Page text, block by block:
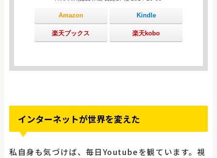
Amazon Kindle
楽天ブックス 楽天kobo
インターネットが世界を変えた
私自身も気づけば、毎日Youtubeを観ています。視